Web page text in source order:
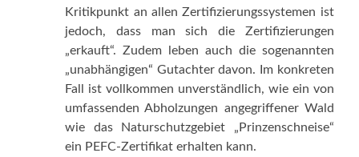
Kritikpunkt an allen Zertifizierungssystemen ist
jedoch, dass man sich die Zertifizierungen
„erkauft“. Zudem leben auch die sogenannten
„unabhängigen“ Gutachter davon. Im konkreten
Fall ist vollkommen unverständlich, wie ein von
umfassenden Abholzungen angegriffener Wald
wie das Naturschutzgebiet „Prinzenschneise“
ein PEFC-Zertifikat erhalten kann.